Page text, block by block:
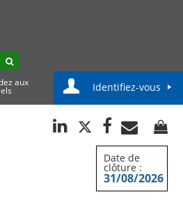
aux Identifiez-vous
Date de
clôture :
31/08/2026